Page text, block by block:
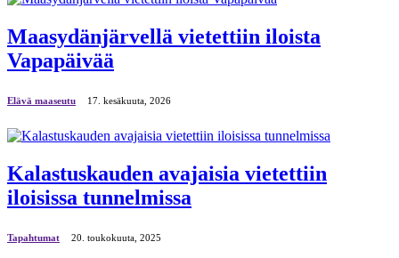
Maasydänjärvellä vietettiin iloista
Vapapäivää
Elävä maaseutu 17. kesäkuuta, 2026
Kalastuskauden avajaisia vietettiin
iloisissa tunnelmissa
Tapahtumat 20. toukokuuta, 2025